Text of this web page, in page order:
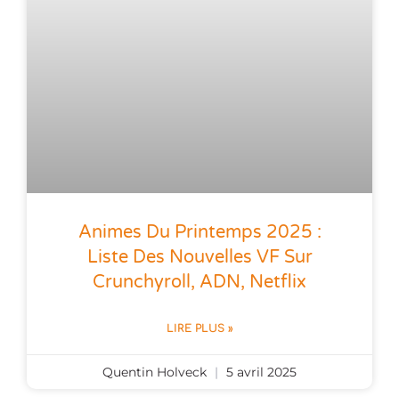
Animes Du Printemps 2025 :
Liste Des Nouvelles VF Sur
Crunchyroll, ADN, Netflix
LIRE PLUS »
Quentin Holveck 5 avril 2025